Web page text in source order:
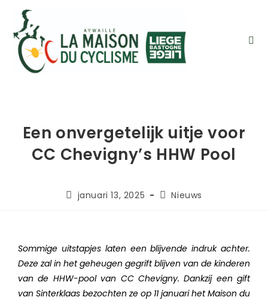
Een onvergetelijk uitje voor
CC Chevigny’s HHW Pool
januari 13, 2025 Nieuws
Sommige uitstapjes laten een blijvende indruk achter.
Deze zal in het geheugen gegrift blijven van de kinderen
van de HHW-pool van CC Chevigny. Dankzij een gift
van Sinterklaas bezochten ze op 11 januari het Maison du